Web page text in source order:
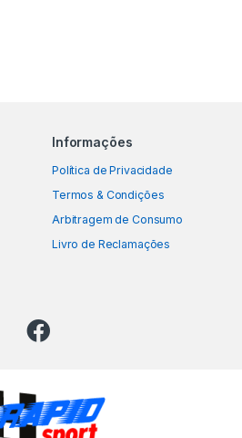
Informações
Política de Privacidade
Termos & Condições
Arbitragem de Consumo
Livro de Reclamações